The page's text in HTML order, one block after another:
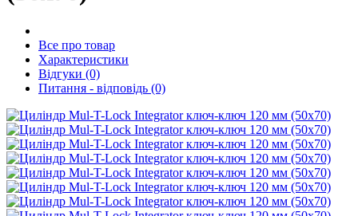
Все про товар
Характеристики
Відгуки (0)
Питання - відповідь (0)